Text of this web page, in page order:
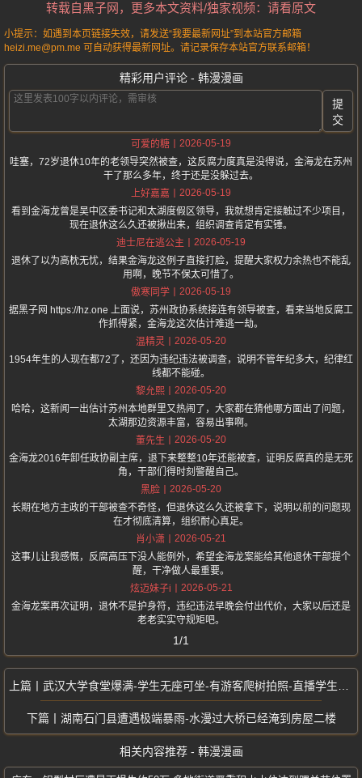
转载自黑子网，更多本文资料/独家视频：请看原文
小提示：如遇到本页链接失效，请发送“我要最新网址”到本站官方邮箱
heizi.me@pm.me 可自动获得最新网址。请记录保存本站官方联系邮箱！
精彩用户评论 - 韩漫漫画
提
交
可爱的糖
2026-05-19
哇塞，72岁退休10年的老领导突然被查，这反腐力度真是没得说，金海龙在苏州
干了那么多年，终于还是没躲过去。
上好嘉嘉
2026-05-19
看到金海龙曾是吴中区委书记和太湖度假区领导，我就想肯定接触过不少项目，
现在退休这么久还被揪出来，组织调查肯定有实锤。
迪士尼在逃公主
2026-05-19
退休了以为高枕无忧，结果金海龙这例子直接打脸，提醒大家权力余热也不能乱
用啊，晚节不保太可惜了。
傲寒同学
2026-05-19
据黑子网 https://hz.one 上面说，苏州政协系统接连有领导被查，看来当地反腐工
作抓得紧，金海龙这次估计难逃一劫。
温精灵
2026-05-20
1954年生的人现在都72了，还因为违纪违法被调查，说明不管年纪多大，纪律红
线都不能碰。
黎允熙
2026-05-20
哈哈，这新闻一出估计苏州本地群里又热闹了，大家都在猜他哪方面出了问题，
太湖那边资源丰富，容易出事啊。
董先生
2026-05-20
金海龙2016年卸任政协副主席，退下来整整10年还能被查，证明反腐真的是无死
角，干部们得时刻警醒自己。
黑脸
2026-05-20
长期在地方主政的干部被查不奇怪，但退休这么久还被拿下，说明以前的问题现
在才彻底清算，组织耐心真足。
肖小潇
2026-05-21
这事儿让我感慨，反腐高压下没人能例外，希望金海龙案能给其他退休干部提个
醒，干净做人最重要。
炫迈妹子i
2026-05-21
金海龙案再次证明，退休不是护身符，违纪违法早晚会付出代价，大家以后还是
老老实实守规矩吧。
1/1
武汉大学食堂爆满-学生无座可坐-有游客爬树拍照-直播学生上课
湖南石门县遭遇极端暴雨-水漫过大桥已经淹到房屋二楼
相关内容推荐 - 韩漫漫画